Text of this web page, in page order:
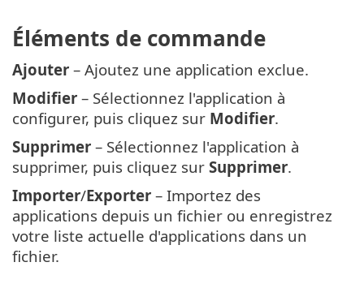
Éléments de commande
Ajouter – Ajoutez une application exclue.
Modifier – Sélectionnez l'application à
configurer, puis cliquez sur Modifier.
Supprimer – Sélectionnez l'application à
supprimer, puis cliquez sur Supprimer.
Importer/Exporter – Importez des
applications depuis un fichier ou enregistrez
votre liste actuelle d'applications dans un
fichier.